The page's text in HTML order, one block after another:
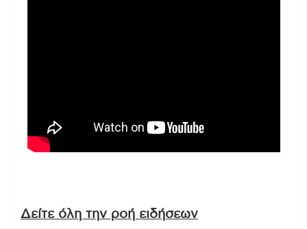
Δείτε όλη την ροή ειδήσεων